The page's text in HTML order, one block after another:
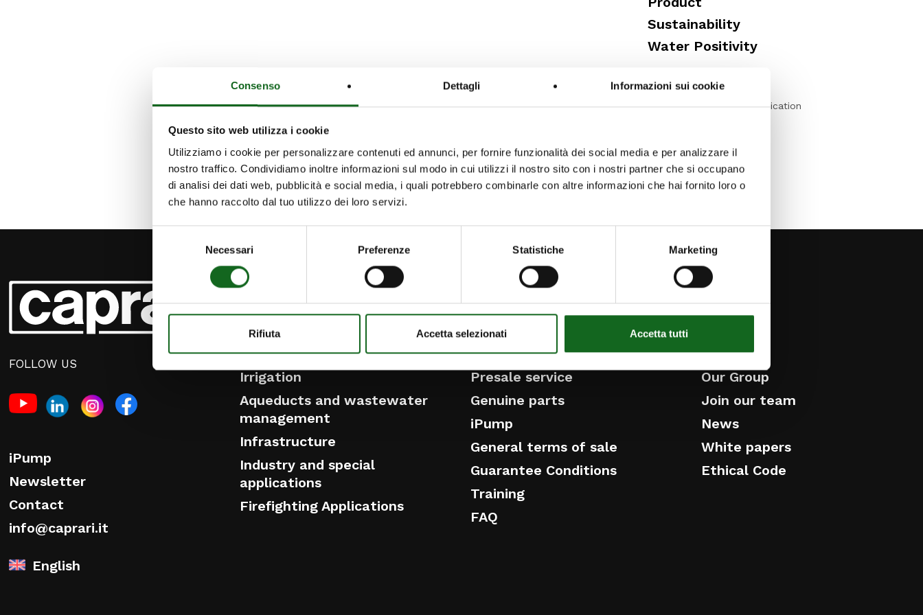
Consenso Dettagli Informazioni sui cookie
Questo sito web utilizza i cookie
Utilizziamo i cookie per personalizzare contenuti ed annunci, per fornire funzionalità dei social media e per analizzare il
nostro traffico. Condividiamo inoltre informazioni sul modo in cui utilizzi il nostro sito con i nostri partner che si occupano
di analisi dei dati web, pubblicità e social media, i quali potrebbero combinarle con altre informazioni che hai fornito loro o
che hanno raccolto dal tuo utilizzo dei loro servizi.
Selezione
Necessari Preferenze Statistiche Marketing
Rifiuta Accetta selezionati Accetta tutti
Sustainability
Water Positivity
Section dedicated to publication
FOLLOW US
iPump
Newsletter
Contact
info@caprari.it
English
PRODUCTS
SOLUTIONS
Our Projects
Irrigation
Aqueducts and wastewater
management
Infrastructure
Industry and special
applications
Firefighting Applications
INNOVATION
DISTRIBUTION AND SERVICE
Distribution and Service
Presale service
Genuine parts
iPump
General terms of sale
Guarantee Conditions
Training
FAQ
ESG
History
Our Group
Join our team
News
White papers
Ethical Code